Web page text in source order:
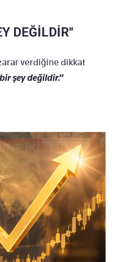
DEĞİLDİR"
verdiğine dikkat
şey değildir.”